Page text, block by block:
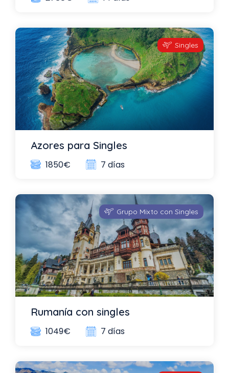
Singles
Azores para Singles
1850€ 7 días
Grupo Mixto con Singles
Rumanía con singles
1049€ 7 días